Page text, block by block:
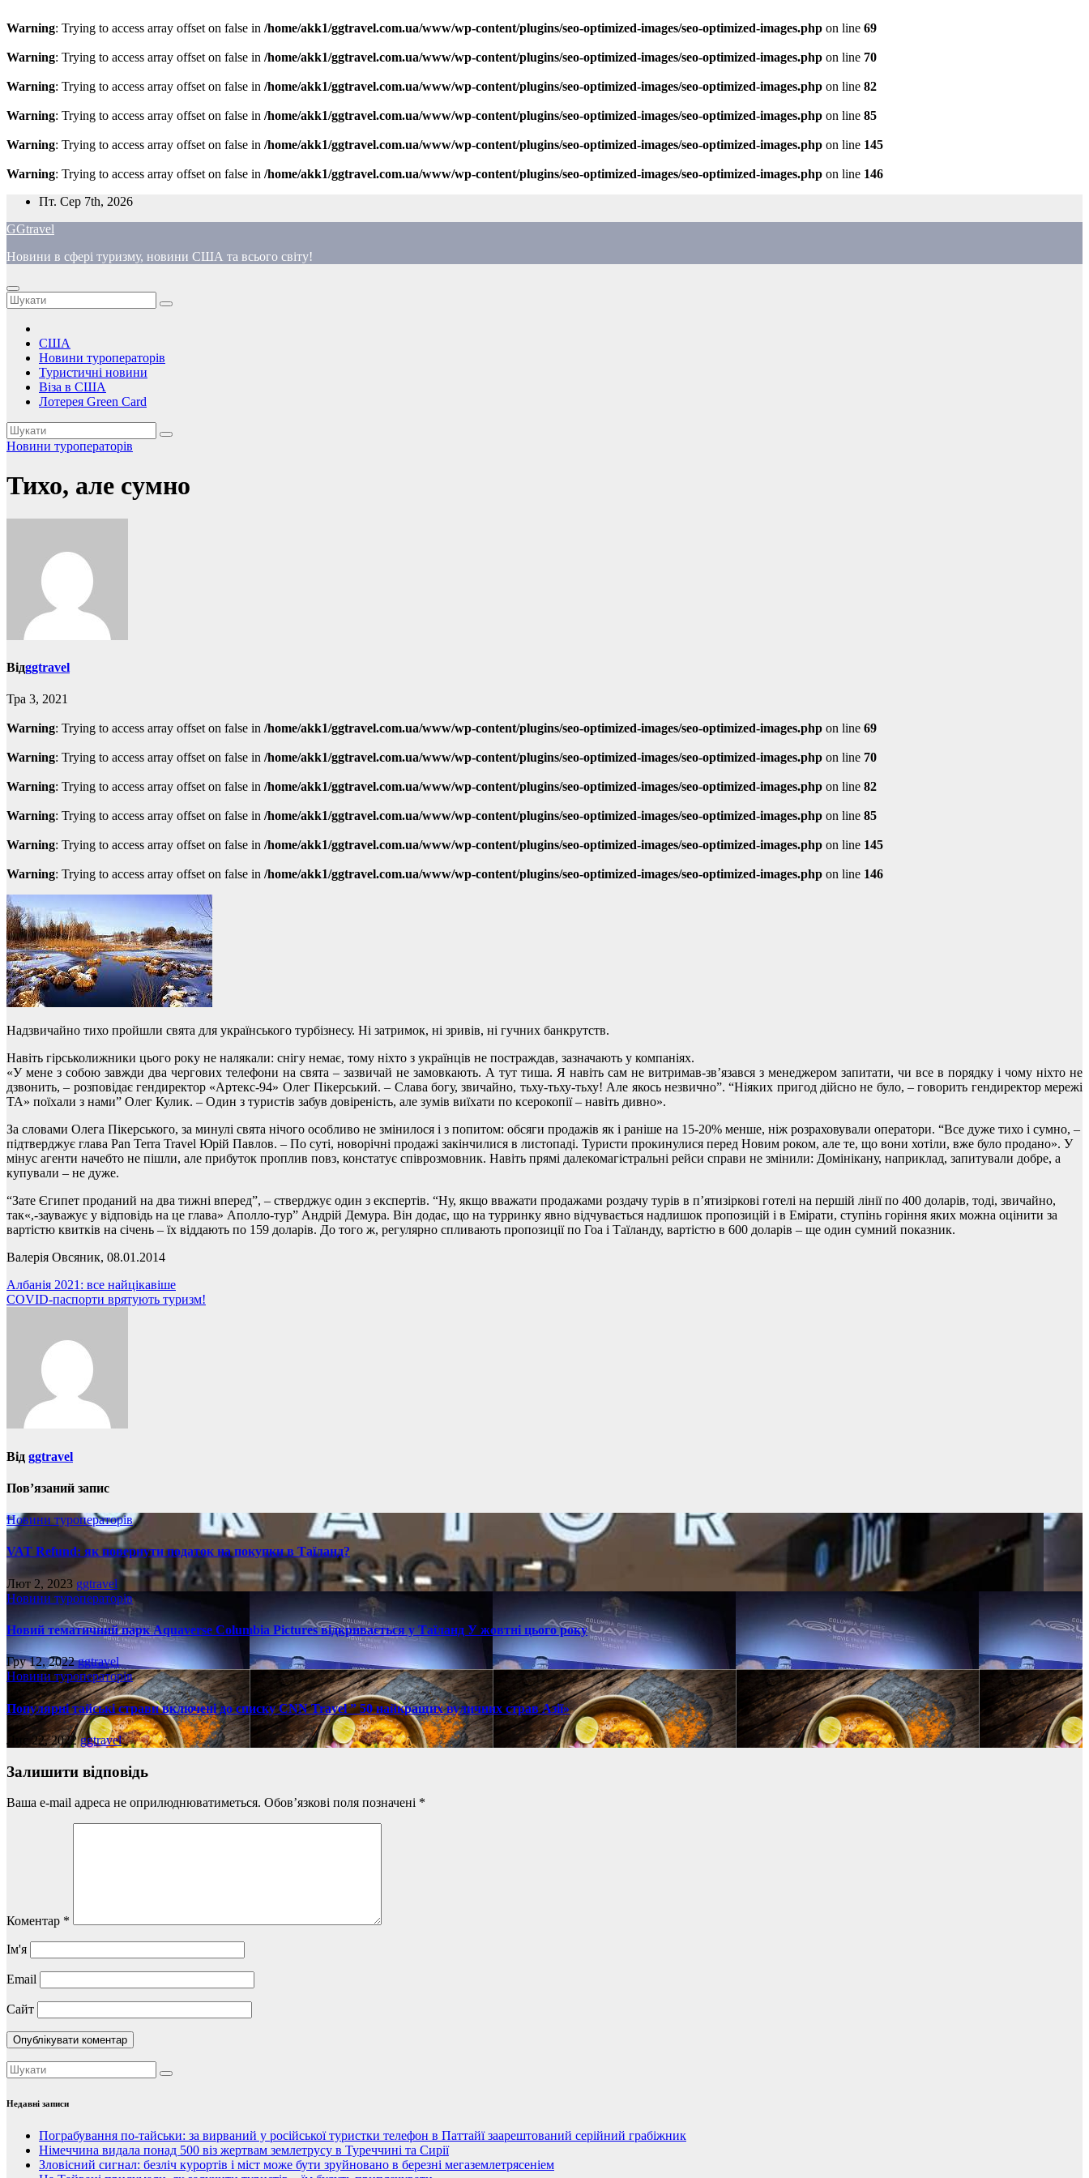
Warning: Trying to access array offset on false in /home/akk1/ggtravel.com.ua/www/wp-content/plugins/seo-optimized-images/seo-optimized-images.php on line 69
Warning: Trying to access array offset on false in /home/akk1/ggtravel.com.ua/www/wp-content/plugins/seo-optimized-images/seo-optimized-images.php on line 70
Warning: Trying to access array offset on false in /home/akk1/ggtravel.com.ua/www/wp-content/plugins/seo-optimized-images/seo-optimized-images.php on line 82
Warning: Trying to access array offset on false in /home/akk1/ggtravel.com.ua/www/wp-content/plugins/seo-optimized-images/seo-optimized-images.php on line 85
Warning: Trying to access array offset on false in /home/akk1/ggtravel.com.ua/www/wp-content/plugins/seo-optimized-images/seo-optimized-images.php on line 145
Warning: Trying to access array offset on false in /home/akk1/ggtravel.com.ua/www/wp-content/plugins/seo-optimized-images/seo-optimized-images.php on line 146
Перейти
вмісту
Пт. Сер 7th, 2026
GGtravel
Новини в сфері туризму, новини США та всього світу!
США
Новини туроператорів
Туристичні новини
Віза в США
Лотерея Green Card
Новини туроператорів
Тихо, але сумно
Відggtravel
Тра 3, 2021
Warning: Trying to access array offset on false in /home/akk1/ggtravel.com.ua/www/wp-content/plugins/seo-optimized-images/seo-optimized-images.php on line 69
Warning: Trying to access array offset on false in /home/akk1/ggtravel.com.ua/www/wp-content/plugins/seo-optimized-images/seo-optimized-images.php on line 70
Warning: Trying to access array offset on false in /home/akk1/ggtravel.com.ua/www/wp-content/plugins/seo-optimized-images/seo-optimized-images.php on line 82
Warning: Trying to access array offset on false in /home/akk1/ggtravel.com.ua/www/wp-content/plugins/seo-optimized-images/seo-optimized-images.php on line 85
Warning: Trying to access array offset on false in /home/akk1/ggtravel.com.ua/www/wp-content/plugins/seo-optimized-images/seo-optimized-images.php on line 145
Warning: Trying to access array offset on false in /home/akk1/ggtravel.com.ua/www/wp-content/plugins/seo-optimized-images/seo-optimized-images.php on line 146
Надзвичайно тихо пройшли свята для українського турбізнесу. Ні затримок, ні зривів, ні гучних банкрутств.
Навіть гірськолижники цього року не налякали: снігу немає, тому ніхто з українців не постраждав, зазначають у компаніях.
«У мене з собою завжди два чергових телефони на свята – зазвичай не замовкають. А тут тиша. Я навіть сам не витримав-зв’язався з менеджером запитати, чи все в порядку і чому ніхто не
дзвонить, – розповідає гендиректор «Артекс-94» Олег Пікерський. – Слава богу, звичайно, тьху-тьху-тьху! Але якось незвично”. “Ніяких пригод дійсно не було, – говорить гендиректор мережі
ТА» поїхали з нами” Олег Кулик. – Один з туристів забув довіреність, але зумів виїхати по ксерокопії – навіть дивно».
За словами Олега Пікерського, за минулі свята нічого особливо не змінилося і з попитом: обсяги продажів як і раніше на 15-20% менше, ніж розраховували оператори. “Все дуже тихо і сумно, –
підтверджує глава Pan Terra Travel Юрій Павлов. – По суті, новорічні продажі закінчилися в листопаді. Туристи прокинулися перед Новим роком, але те, що вони хотіли, вже було продано». У
мінус агенти начебто не пішли, але прибуток проплив повз, констатує співрозмовник. Навіть прямі далекомагістральні рейси справи не змінили: Домінікану, наприклад, запитували добре, а
купували – не дуже.
“Зате Єгипет проданий на два тижні вперед”, – стверджує один з експертів. “Ну, якщо вважати продажами роздачу турів в п’ятизіркові готелі на першій лінії по 400 доларів, тоді, звичайно,
так«,-зауважує у відповідь на це глава» Аполло-тур” Андрій Демура. Він додає, що на турринку явно відчувається надлишок пропозицій і в Емірати, ступінь горіння яких можна оцінити за
вартістю квитків на січень – їх віддають по 159 доларів. До того ж, регулярно спливають пропозиції по Гоа і Таїланду, вартістю в 600 доларів – ще один сумний показник.
Валерія Овсяник, 08.01.2014
Навігація
записів
Албанія 2021: все найцікавіше
COVID-паспорти врятують туризм!
Від ggtravel
Пов’язаний запис
Новини туроператорів
VAT Refund: як повернути податок на покупки в Таїланд?
Лют 2, 2023 ggtravel
Новини туроператорів
Новий тематичний парк Aquaverse Columbia Pictures відкривається у Таїланд У жовтні цього року
Гру 12, 2022ggtravel
Новини туроператорів
Популярні тайські страви включені до списку CNN Travel ” 50 найкращих вуличних страв Азії»
Лис 22, 2022ggtravel
Залишити відповідь
Ваша e-mail адреса не оприлюднюватиметься. Обов’язкові поля позначені *
Коментар *
Ім'я
Email
Сайт
Недавні записи
Пограбування по-тайськи: за вирваний у російської туристки телефон в Паттайї заарештований серійний грабіжник
Німеччина видала понад 500 віз жертвам землетрусу в Туреччині та Сирії
Зловісний сигнал: безліч курортів і міст може бути зруйновано в березні мегаземлетрясеніем